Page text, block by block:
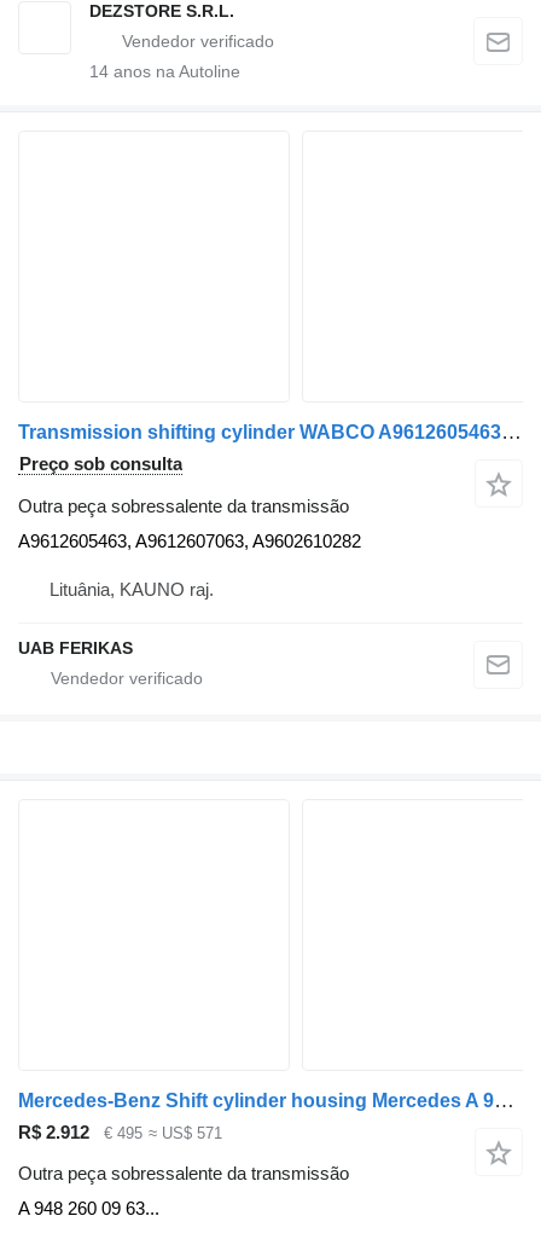
DEZSTORE S.R.L.
14 anos na Autoline
Transmission shifting cylinder WABCO A9612605463 para camião tractor Mercedes-Benz Actros MP4
Preço sob consulta
Outra peça sobressalente da transmissão
A9612605463, A9612607063, A9602610282
Lituânia, KAUNO raj.
UAB FERIKAS
Mercedes-Benz Shift cylinder housing Mercedes A 948 260 09 63 para camião
R$ 2.912 € 495 ≈ US$ 571
Outra peça sobressalente da transmissão
A 948 260 09 63...